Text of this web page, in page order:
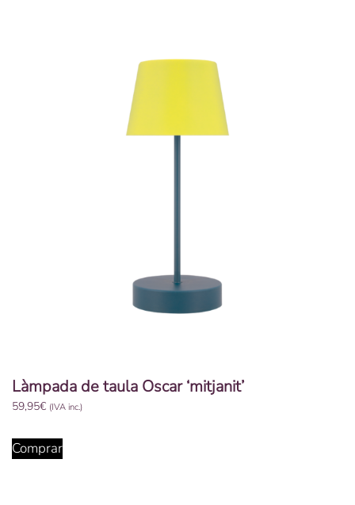
Làmpada de taula Oscar ‘mitjanit’
59,95€ (IVA inc.)
Comprar